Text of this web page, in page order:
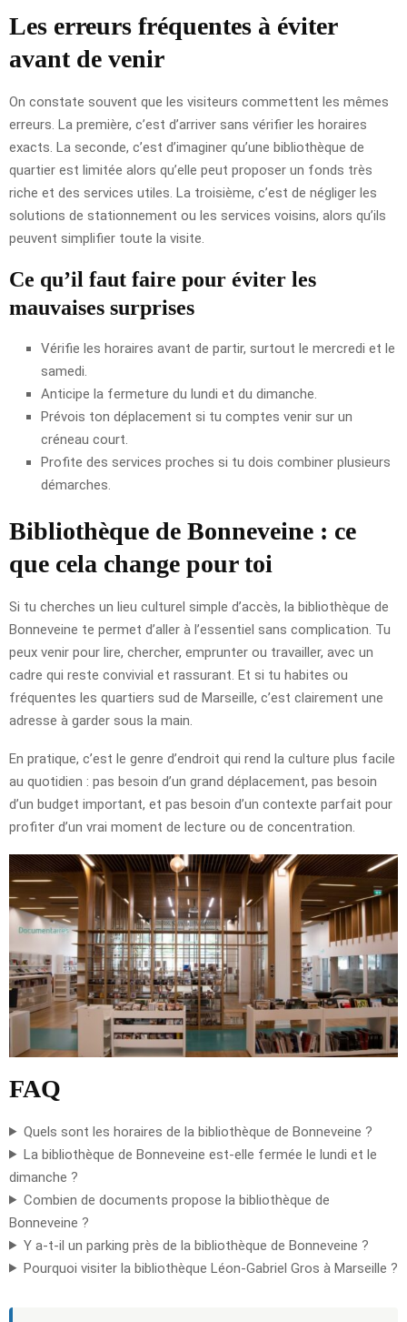
Les erreurs fréquentes à éviter
avant de venir
On constate souvent que les visiteurs commettent les mêmes
erreurs. La première, c’est d’arriver sans vérifier les horaires
exacts. La seconde, c’est d’imaginer qu’une bibliothèque de
quartier est limitée alors qu’elle peut proposer un fonds très
riche et des services utiles. La troisième, c’est de négliger les
solutions de stationnement ou les services voisins, alors qu’ils
peuvent simplifier toute la visite.
Ce qu’il faut faire pour éviter les
mauvaises surprises
Vérifie les horaires avant de partir, surtout le mercredi et le
samedi.
Anticipe la fermeture du lundi et du dimanche.
Prévois ton déplacement si tu comptes venir sur un
créneau court.
Profite des services proches si tu dois combiner plusieurs
démarches.
Bibliothèque de Bonneveine : ce
que cela change pour toi
Si tu cherches un lieu culturel simple d’accès, la bibliothèque de
Bonneveine te permet d’aller à l’essentiel sans complication. Tu
peux venir pour lire, chercher, emprunter ou travailler, avec un
cadre qui reste convivial et rassurant. Et si tu habites ou
fréquentes les quartiers sud de Marseille, c’est clairement une
adresse à garder sous la main.
En pratique, c’est le genre d’endroit qui rend la culture plus facile
au quotidien : pas besoin d’un grand déplacement, pas besoin
d’un budget important, et pas besoin d’un contexte parfait pour
profiter d’un vrai moment de lecture ou de concentration.
FAQ
Quels sont les horaires de la bibliothèque de Bonneveine ?
La bibliothèque de Bonneveine est-elle fermée le lundi et le
dimanche ?
Combien de documents propose la bibliothèque de
Bonneveine ?
Y a-t-il un parking près de la bibliothèque de Bonneveine ?
Pourquoi visiter la bibliothèque Léon-Gabriel Gros à Marseille ?